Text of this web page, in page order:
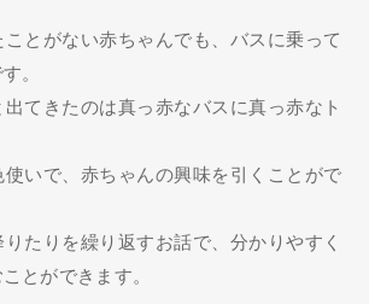
ことがない赤ちゃんでも、バスに乗って
。
てきたのは真っ赤なバスに真っ赤なト
いで、赤ちゃんの興味を引くことがで
たりを繰り返すお話で、分かりやすく
とができます。